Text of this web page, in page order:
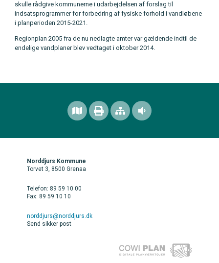
skulle rådgive kommunerne i udarbejdelsen af forslag til
indsatsprogrammer for forbedring af fysiske forhold i vandløbene
i planperioden 2015-2021.
Regionplan 2005 fra de nu nedlagte amter var gældende indtil de
endelige vandplaner blev vedtaget i oktober 2014.
Norddjurs Kommune
Torvet 3, 8500 Grenaa
Telefon: 89 59 10 00
Fax: 89 59 10 10
norddjurs@norddjurs.dk
Send sikker post